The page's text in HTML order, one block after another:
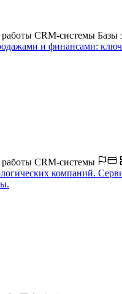
CRM-системы Базы
и финансами:
CRM-системы
компаний.